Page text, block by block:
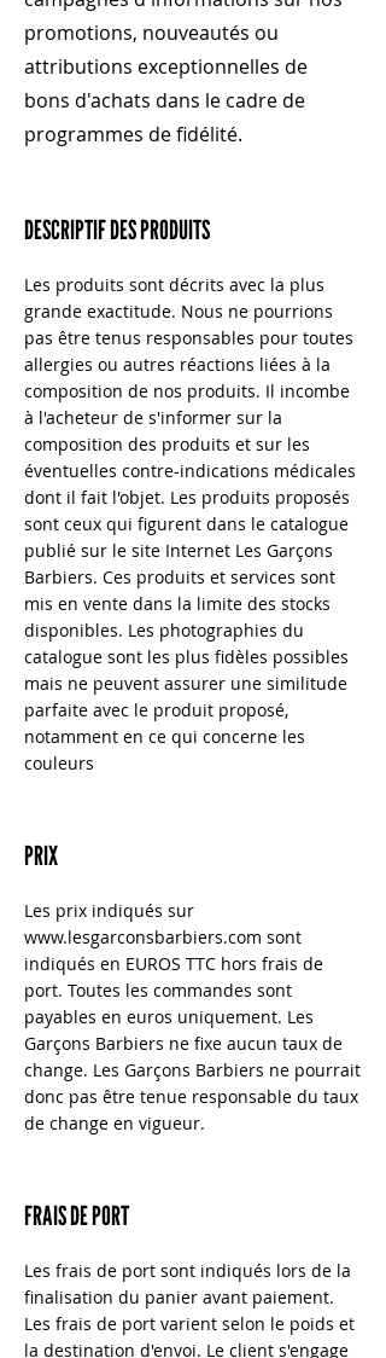
promotions, nouveautés ou
attributions exceptionnelles de
bons d'achats dans le cadre de
programmes de fidélité.
DESCRIPTIF DES PRODUITS
Les produits sont décrits avec la plus
grande exactitude. Nous ne pourrions
pas être tenus responsables pour toutes
allergies ou autres réactions liées à la
composition de nos produits. Il incombe
à l'acheteur de s'informer sur la
composition des produits et sur les
éventuelles contre-indications médicales
dont il fait l'objet. Les produits proposés
sont ceux qui figurent dans le catalogue
publié sur le site Internet Les Garçons
Barbiers. Ces produits et services sont
mis en vente dans la limite des stocks
disponibles. Les photographies du
catalogue sont les plus fidèles possibles
mais ne peuvent assurer une similitude
parfaite avec le produit proposé,
notamment en ce qui concerne les
couleurs
PRIX
Les prix indiqués sur
www.lesgarconsbarbiers.com sont
indiqués en EUROS TTC hors frais de
port. Toutes les commandes sont
payables en euros uniquement. Les
Garçons Barbiers ne fixe aucun taux de
change. Les Garçons Barbiers ne pourrait
donc pas être tenue responsable du taux
de change en vigueur.
FRAIS DE PORT
Les frais de port sont indiqués lors de la
finalisation du panier avant paiement.
Les frais de port varient selon le poids et
la destination d'envoi. Le client s'engage